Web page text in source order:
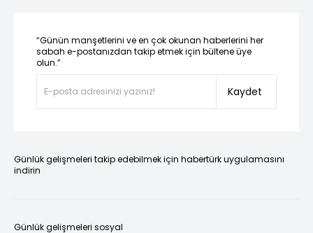
“Günün manşetlerini ve en çok okunan haberlerini her
sabah e-postanızdan takip etmek için bültene üye
olun.”
Kaydet
Günlük gelişmeleri takip edebilmek için habertürk uygulamasını
indirin
Günlük gelişmeleri sosyal